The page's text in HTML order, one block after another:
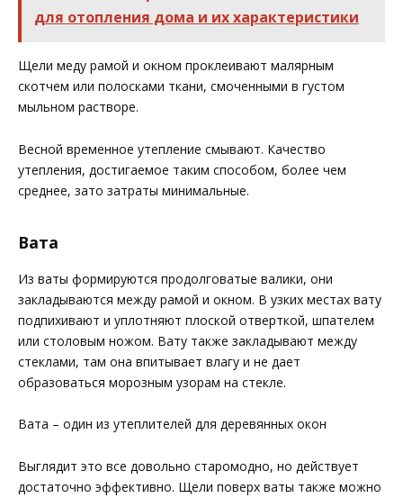
для отопления дома и их характеристики
Щели меду рамой и окном проклеивают малярным
скотчем или полосками ткани, смоченными в густом
мыльном растворе.
Весной временное утепление смывают. Качество
утепления, достигаемое таким способом, более чем
среднее, зато затраты минимальные.
Вата
Из ваты формируются продолговатые валики, они
закладываются между рамой и окном. В узких местах вату
подпихивают и уплотняют плоской отверткой, шпателем
или столовым ножом. Вату также закладывают между
стеклами, там она впитывает влагу и не дает
образоваться морозным узорам на стекле.
Вата – один из утеплителей для деревянных окон
Выглядит это все довольно старомодно, но действует
достаточно эффективно. Щели поверх ваты также можно